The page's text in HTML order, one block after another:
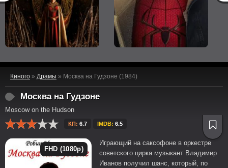
Киного » Драмы » Москва на Гудзоне (1984)
Москва на Гудзоне
Moscow on the Hudson
КП: 6.7 IMDB: 6.5
FHD (1080p)
Играющий на саксофоне в оркестре
советского цирка музыкант Владимир
Иванов получил шанс, который, по